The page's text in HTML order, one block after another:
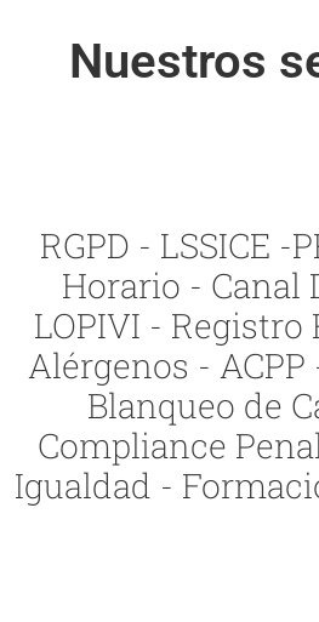
Nuestros
RGPD - LSSICE -
Horario - Canal
LOPIVI -
Alérgenos -
Blanqueo de
Compliance
Igualdad -